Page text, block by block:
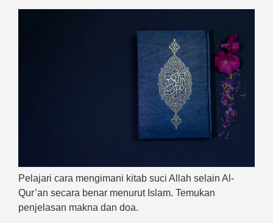
Pelajari cara mengimani kitab suci Allah selain Al-
Qur’an secara benar menurut Islam. Temukan
penjelasan makna dan doa.